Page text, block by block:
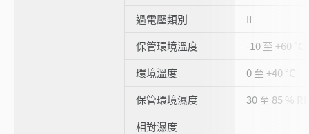
過電壓類別
II
保管環境溫度
-10 至 +60
環境溫度
0 至 +40 °C
保管環境濕度
30 至 85 %
相對濕度